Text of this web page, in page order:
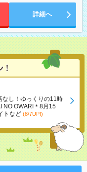
詳細へ
なし！ゆっくりの11時
NO OWARI＊8月15
トなど (8/7UP!)